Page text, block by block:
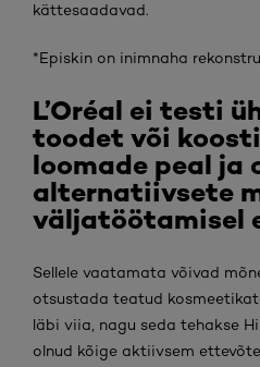
kättesaadavad.
*Episkin on inimnaha
L’Oréal ei testi
toodet või
loomade peal ja
alternatiivsete
väljatöötamisel
Sellele vaatamata võivad
otsustada teatud
läbi viia, nagu seda tehakse
olnud kõige aktiivsem